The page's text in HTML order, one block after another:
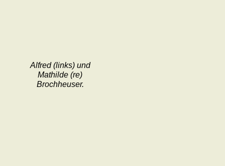
Alfred (links) und
Mathilde (re)
Brochheuser.